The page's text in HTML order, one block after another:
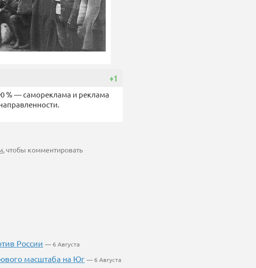
+1
% — самореклама и реклама
, чтобы комментировать
России — 6 Августа
масштаба на Юг — 6 Августа